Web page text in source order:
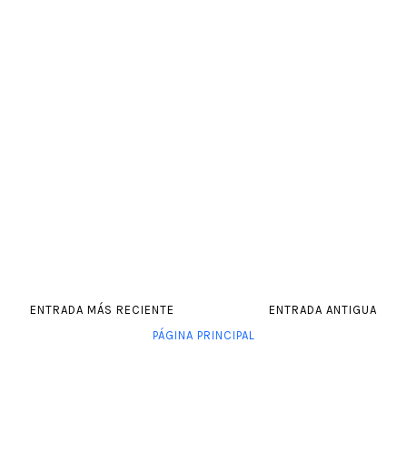
ENTRADA MÁS RECIENTE
ENTRADA ANTIGUA
PÁGINA PRINCIPAL